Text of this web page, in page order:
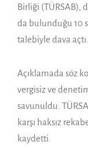
Birliği (TÜRSAB),
da bulunduğu 10
talebiyle dava açtı.
Açıklamada söz
vergisiz ve
savunuldu.
karşı haksız
kaydetti.